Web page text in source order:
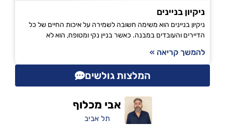
ניקיון בניינים
ניקיון בניינים הוא משימה חשובה לשמירה על איכות החיים של כל
הדיירים והעובדים במבנה. כאשר בניין נקי ומטופח, הוא לא
להמשך קריאה »
המלצות גולשים
אבי מכלוף
תל אביב